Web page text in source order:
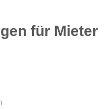
für Mieter